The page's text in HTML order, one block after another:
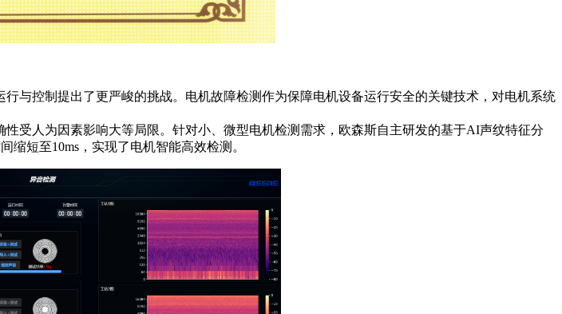
与控制提出了更严峻的挑战。电机故障检测作为保障电机设备运行安全的关键技术，对电机系统
受人为因素影响大等局限。针对小、微型电机检测需求，欧森斯自主研发的基于AI声纹特征分
短至10ms，实现了电机智能高效检测。